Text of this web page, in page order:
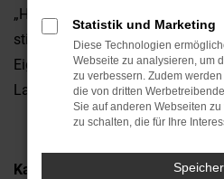
„Hardfacts“ wie Leistung,
stimmen natürlich ebenfalls und
Eignung sowohl für den
Landstraße und Autobahn.
Kategorie
Statistik und Marketing
Diese Technologien
Webseite zu analysieren, um
zu verbessern. Zudem
die von dritten
Sie auf anderen Webseiten
zu schalten, die für Ihre